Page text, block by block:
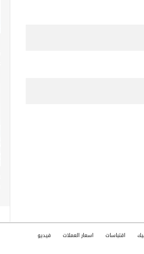
اقتباسات اسعار العملات فيديو